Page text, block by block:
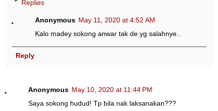
Replies
Anonymous May 11, 2020 at 4:52 AM
Kalo madey sokong anwar tak de yg salahnye..
Reply
Anonymous May 10, 2020 at 11:44 PM
Saya sokong hudud! Tp bila nak laksanakan???